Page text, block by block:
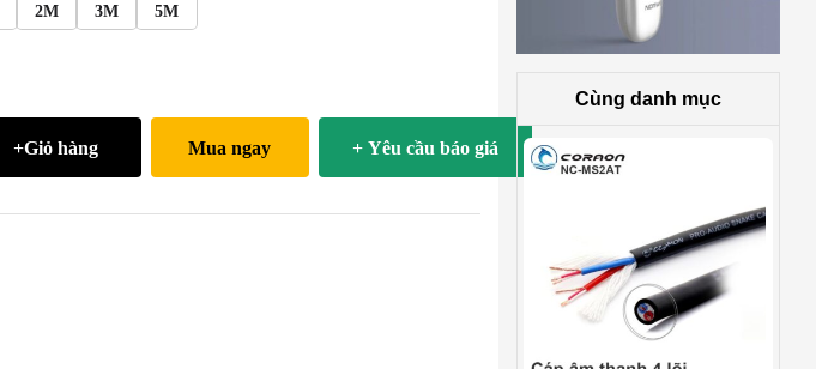
2M 3M 5M
+Giỏ hàng Mua ngay + Yêu cầu báo giá
Cùng danh mục